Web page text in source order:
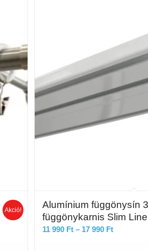
Akció!
Alumínium függönysín
függönykarnis Slim
11 990 Ft – 17 990 Ft